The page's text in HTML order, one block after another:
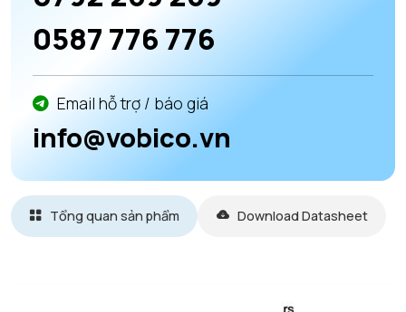
0587 776 776
Email hỗ trợ / báo giá
info@vobico.vn
Tổng quan sản phẩm Download Datasheet